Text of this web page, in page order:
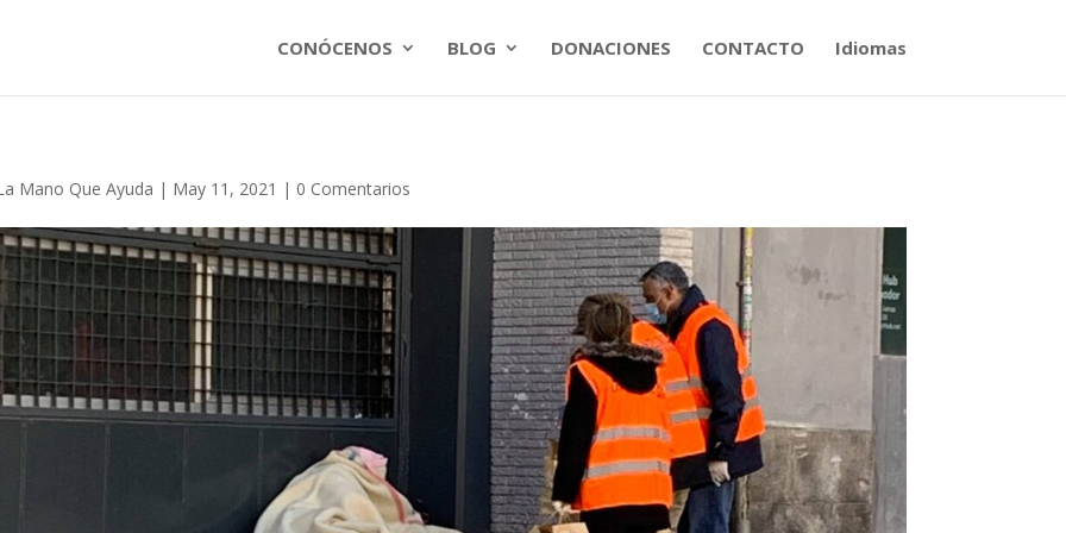
CONÓCENOS BLOG DONACIONES CONTACTO Idiomas
Mano Que Ayuda | May 11, 2021 | 0 Comentarios